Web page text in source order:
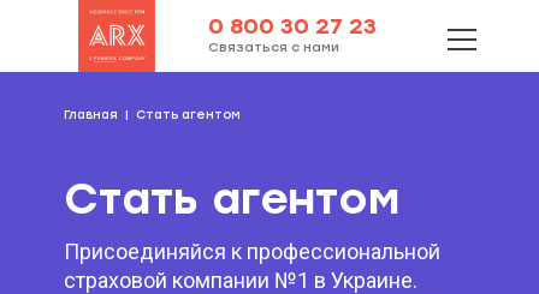
0 800 30 27 23
Связаться с нами
Главная Стать агентом
Стать агентом
Присоединяйся к профессиональной
страховой компании №1 в Украине.